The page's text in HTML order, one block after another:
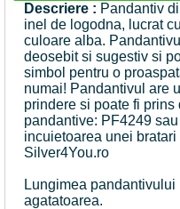
Descriere : Pandantiv
inel de logodna, lucrat
culoare alba.
deosebit si sugestiv si
simbol pentru o
numai! Pandantivul are
prindere si poate fi prins
pandantive: PF4249
incuietoarea unei bratari
Silver4You.ro
Lungimea pandantivului
agatatoarea.